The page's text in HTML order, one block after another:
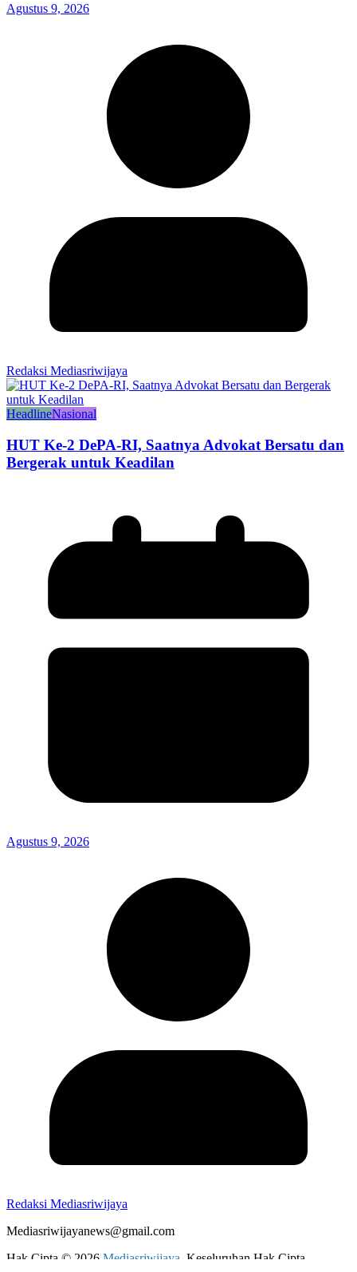
Agustus 9, 2026
Redaksi Mediasriwijaya
HeadlineNasional
HUT Ke-2 DePA-RI, Saatnya Advokat Bersatu dan
Bergerak untuk Keadilan
Agustus 9, 2026
Redaksi Mediasriwijaya
Mediasriwijayanews@gmail.com
Hak Cipta © 2026 Mediasriwijaya . Keseluruhan Hak Cipta.